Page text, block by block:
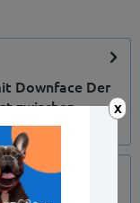
Downface Der
zwischen...
X